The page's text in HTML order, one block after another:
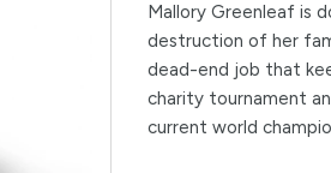
Mallory Greenleaf is
destruction of her
dead-end job that
charity tournament
current world